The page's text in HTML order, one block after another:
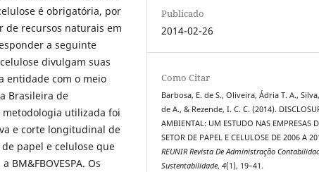
é obrigatória, por
de recursos naturais em
a seguinte
divulgam suas
entidade com o meio
Brasileira de
metodologia utilizada foi
e corte longitudinal de
papel e celulose que
BM&FBOVESPA. Os
Publicado
2014-02-26
Como Citar
Barbosa, E. de S., Oliveira, Ádria T. A.,
de A., & Rezende, I. C. C. (2014).
AMBIENTAL: UM ESTUDO NAS EMPRESAS
SETOR DE PAPEL E CELULOSE DE 2006 A
REUNIR Revista De Administração
Sustentabilidade,4(1), 19–41.